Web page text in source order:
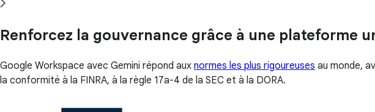
Renforcez la gouvernance grâce à une plateforme
Google Workspace avec Gemini répond aux normes les plus rigoureuses au monde,
la conformité à la FINRA, à la règle 17a-4 de la SEC et à la DORA.